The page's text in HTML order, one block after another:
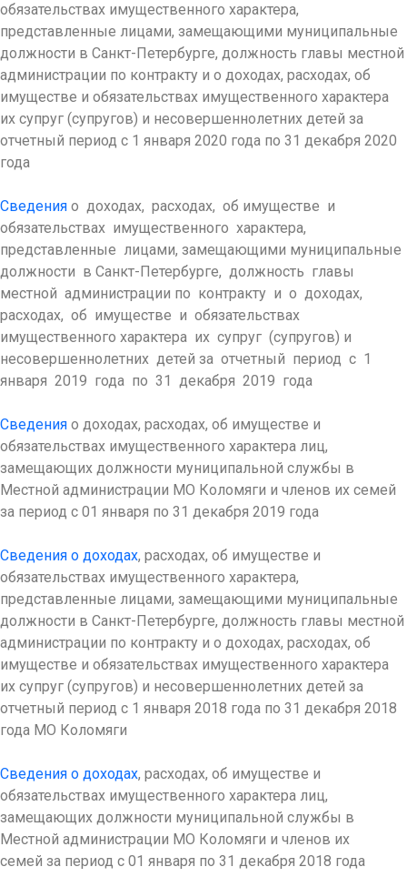
обязательствах имущественного характера,
представленные лицами, замещающими муниципальные
должности в Санкт-Петербурге, должность главы местной
администрации по контракту и о доходах, расходах, об
имуществе и обязательствах имущественного характера
их супруг (супругов) и несовершеннолетних детей за
отчетный период с 1 января 2020 года по 31 декабря 2020
года
Сведения о доходах, расходах, об имуществе и
обязательствах имущественного характера,
представленные лицами, замещающими муниципальные
должности в Санкт-Петербурге, должность главы
местной администрации по контракту и о доходах,
расходах, об имуществе и обязательствах
имущественного характера их супруг (супругов) и
несовершеннолетних детей за отчетный период с 1
января 2019 года по 31 декабря 2019 года
Сведения о доходах, расходах, об имуществе и
обязательствах имущественного характера лиц,
замещающих должности муниципальной службы в
Местной администрации МО Коломяги и членов их семей
за период с 01 января по 31 декабря 2019 года
Сведения о доходах, расходах, об имуществе и
обязательствах имущественного характера,
представленные лицами, замещающими муниципальные
должности в Санкт-Петербурге, должность главы местной
администрации по контракту и о доходах, расходах, об
имуществе и обязательствах имущественного характера
их супруг (супругов) и несовершеннолетних детей за
отчетный период с 1 января 2018 года по 31 декабря 2018
года МО Коломяги
Сведения о доходах, расходах, об имуществе и
обязательствах имущественного характера лиц,
замещающих должности муниципальной службы в
Местной администрации МО Коломяги и членов их
семей за период с 01 января по 31 декабря 2018 года